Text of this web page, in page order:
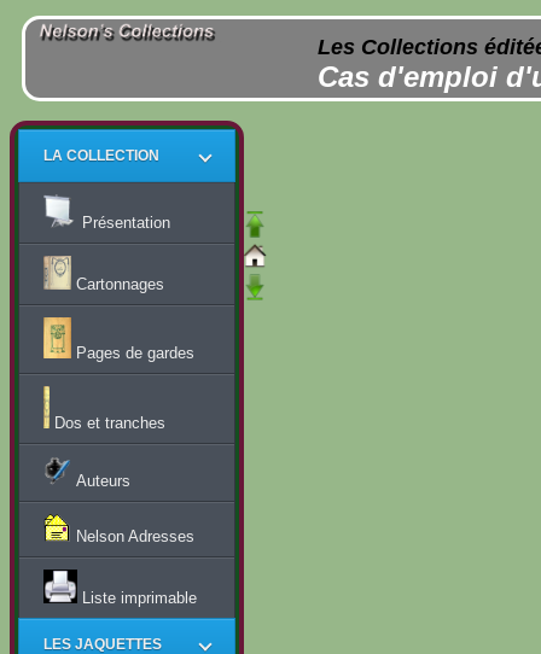
Les Collections
Cas d'emploi
LA COLLECTION
Présentation
Cartonnages
Pages de gardes
Dos et tranches
Auteurs
Nelson Adresses
Liste imprimable
LES JAQUETTES